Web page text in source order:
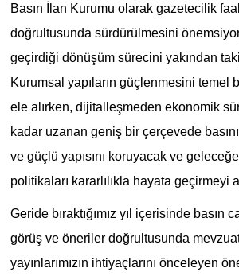
Basın İlan Kurumu olarak gazetecilik
doğrultusunda sürdürülmesini önemsiyor,
geçirdiği dönüşüm sürecini yakından
Kurumsal yapıların güçlenmesini temel
ele alırken, dijitalleşmeden ekonomik
kadar uzanan geniş bir çerçevede
ve güçlü yapısını koruyacak ve
politikaları kararlılıkla hayata geçirmeyi
Geride bıraktığımız yıl içerisinde basın
görüş ve öneriler doğrultusunda
yayınlarımızın ihtiyaçlarını önceleyen